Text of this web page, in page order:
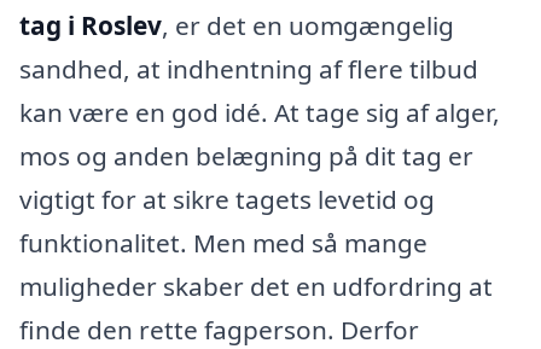
tag i Roslev, er det en uomgængelig
sandhed, at indhentning af flere tilbud
kan være en god idé. At tage sig af alger,
mos og anden belægning på dit tag er
vigtigt for at sikre tagets levetid og
funktionalitet. Men med så mange
muligheder skaber det en udfordring at
finde den rette fagperson. Derfor